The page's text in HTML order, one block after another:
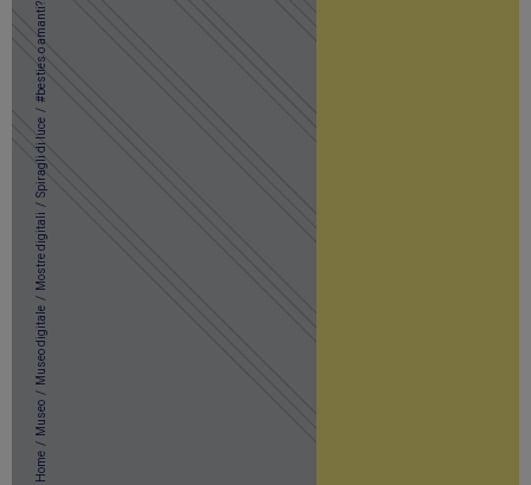
Home
/
Museo
/
Museo digitale
/
Mostre digitali
/
Spiragli di luce
/
#besties o amanti?